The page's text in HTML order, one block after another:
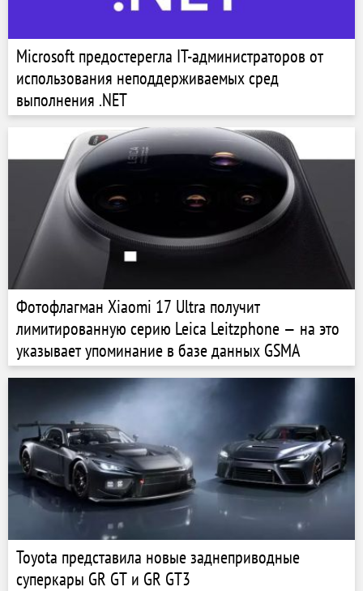
Microsoft предостерегла IT-администраторов от
использования неподдерживаемых сред
выполнения .NET
Фотофлагман Xiaomi 17 Ultra получит
лимитированную серию Leica Leitzphone — на это
указывает упоминание в базе данных GSMA
Toyota представила новые заднеприводные
суперкары GR GT и GR GT3